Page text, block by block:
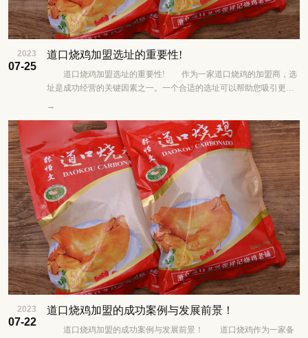
2023
07-25
道口烧鸡加盟选址的重要性!
道口烧鸡加盟选址的重要性! 作为一家道口烧鸡的加盟商，选
址是成功经营的关键因素之一。一个合适的选址可以帮助您吸引更多
→
2023
07-22
道口烧鸡加盟的成功案例与发展前景！
道口烧鸡加盟的成功案例与发展前景！ 道口烧鸡作为一家备